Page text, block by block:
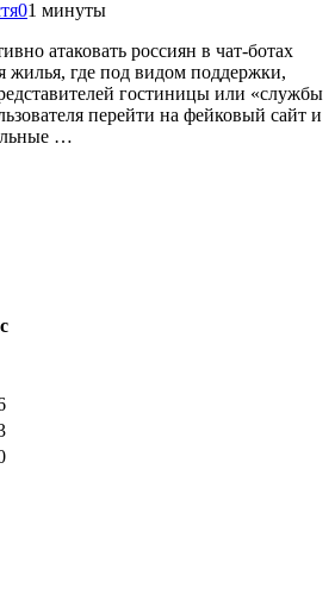
01 минуты
атаковать россиян в чат-ботах
жилья, где под видом поддержки,
гостиницы или «службы
перейти на фейковый сайт и
…